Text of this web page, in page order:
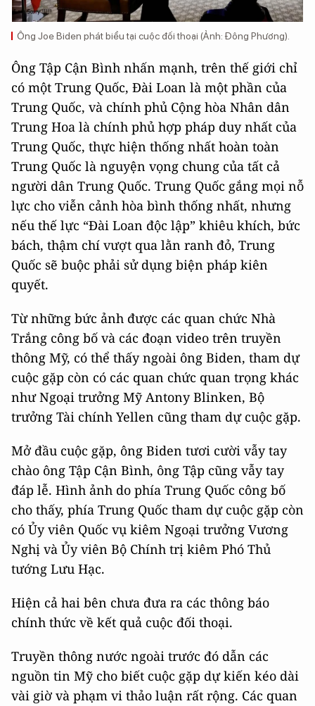
Ông Joe Biden phát biểu tại cuộc đối thoại (Ảnh: Đông Phương).
Ông Tập Cận Bình nhấn mạnh, trên thế giới chỉ
có một Trung Quốc, Đài Loan là một phần của
Trung Quốc, và chính phủ Cộng hòa Nhân dân
Trung Hoa là chính phủ hợp pháp duy nhất của
Trung Quốc, thực hiện thống nhất hoàn toàn
Trung Quốc là nguyện vọng chung của tất cả
người dân Trung Quốc. Trung Quốc gắng mọi nỗ
lực cho viễn cảnh hòa bình thống nhất, nhưng
nếu thế lực “Đài Loan độc lập” khiêu khích, bức
bách, thậm chí vượt qua lằn ranh đỏ, Trung
Quốc sẽ buộc phải sử dụng biện pháp kiên
quyết.
Từ những bức ảnh được các quan chức Nhà
Trắng công bố và các đoạn video trên truyền
thông Mỹ, có thể thấy ngoài ông Biden, tham dự
cuộc gặp còn có các quan chức quan trọng khác
như Ngoại trưởng Mỹ Antony Blinken, Bộ
trưởng Tài chính Yellen cũng tham dự cuộc gặp.
Mở đầu cuộc gặp, ông Biden tươi cười vẫy tay
chào ông Tập Cận Bình, ông Tập cũng vẫy tay
đáp lễ. Hình ảnh do phía Trung Quốc công bố
cho thấy, phía Trung Quốc tham dự cuộc gặp còn
có Ủy viên Quốc vụ kiêm Ngoại trưởng Vương
Nghị và Ủy viên Bộ Chính trị kiêm Phó Thủ
tướng Lưu Hạc.
Hiện cả hai bên chưa đưa ra các thông báo
chính thức về kết quả cuộc đối thoại.
Truyền thông nước ngoài trước đó dẫn các
nguồn tin Mỹ cho biết cuộc gặp dự kiến ​​kéo dài
vài giờ và phạm vi thảo luận rất rộng. Các quan